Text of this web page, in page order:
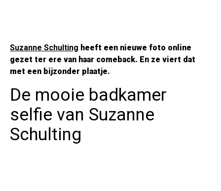
Suzanne Schulting heeft een nieuwe foto online
gezet ter ere van haar comeback. En ze viert dat
met een bijzonder plaatje.
De mooie badkamer
selfie van Suzanne
Schulting